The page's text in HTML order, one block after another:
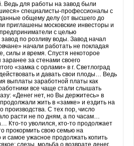
Ведь для работы на завод были
специалисты-профессионалы с
общему делу (от высшего до
приглашены московские инвесторы и
с целью
по розливу воды. Завод начал
начали работать не покладая
силы и время. Спустя некоторое
за стенами своего
«замка с орлами» в г. Светлоград
и давать свои плоды… Ведь
выплаты заработной платы как
все чаще стали слышать
«Денег нет, но Вы держитесь» в
жить в «замке» и ездить на
производства. С тех пор, число
расти не по дням, а по часам…
Кто-то уволился, кто-то продолжает
прокормить свою семью на
самое ужасное продолжать копить
слезы, мольба о возврате денег,